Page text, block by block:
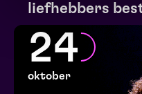
liefhebbers
24
oktober